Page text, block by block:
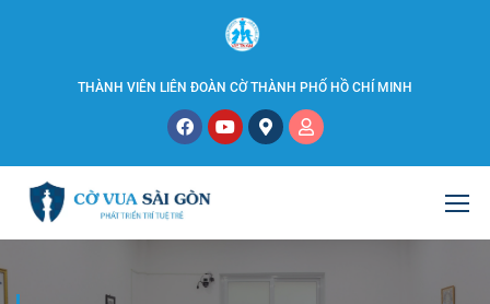
THÀNH VIÊN LIÊN ĐOÀN CỜ THÀNH PHỐ HỒ CHÍ MINH